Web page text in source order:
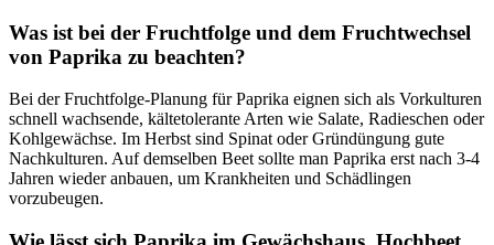
Was ist bei der Fruchtfolge und dem Fruchtwechsel
von Paprika zu beachten?
Bei der Fruchtfolge-Planung für Paprika eignen sich als Vorkulturen
schnell wachsende, kältetolerante Arten wie Salate, Radieschen oder
Kohlgewächse. Im Herbst sind Spinat oder Gründüngung gute
Nachkulturen. Auf demselben Beet sollte man Paprika erst nach 3-4
Jahren wieder anbauen, um Krankheiten und Schädlingen
vorzubeugen.